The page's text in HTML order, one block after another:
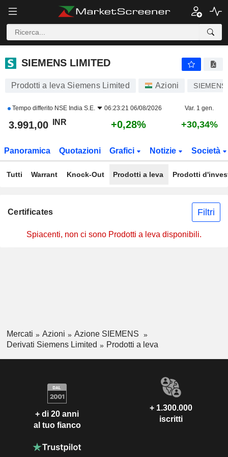
SIEMENS LIMITED
SIEMENS LIMITED
Prodotti a leva Siemens Limited Azioni SIEMENS
Tempo differito NSE India S.E. 06:23:21 06/08/2026 Var. 1 gen.
3.991,00 INR +0,28% +30,34%
Panoramica Quotazioni Grafici Notizie Società
Tutti Warrant Knock-Out Prodotti a leva Prodotti
Certificates Filtri
Spiacenti, non ci sono Prodotti a leva disponibili.
Mercati Azioni
Azione SIEMENS
Derivati Siemens Limited
Prodotti a leva
+ di 20 anni
al tuo fianco
+ 1.300.000
iscritti